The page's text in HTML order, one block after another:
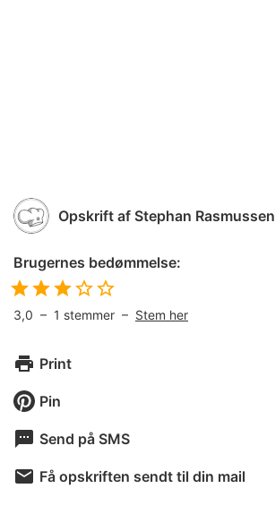
Opskrift af Stephan Rasmussen
Brugernes bedømmelse:
3,0 – 1 stemmer – Stem her
Print
Pin
Send på SMS
Få opskriften sendt til din mail